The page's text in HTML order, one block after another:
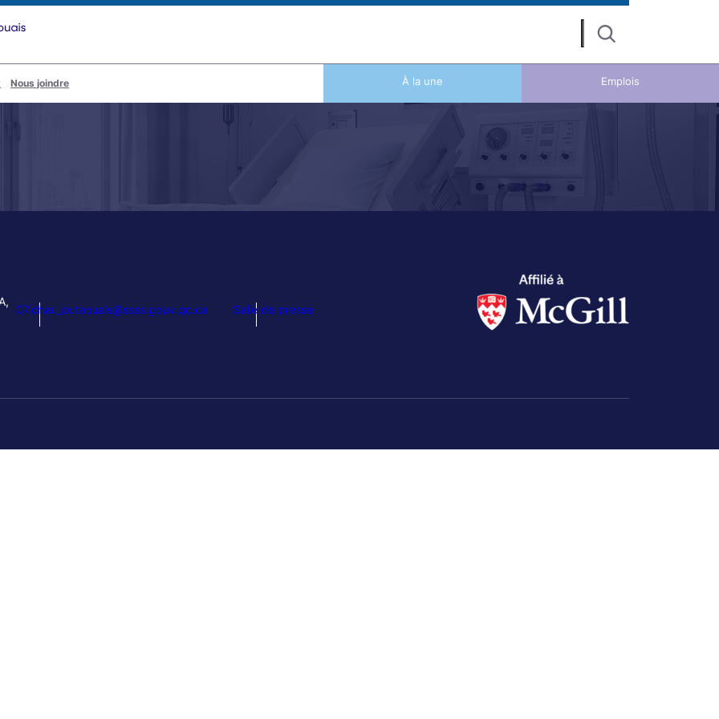
Search
Nous joindre À la une Emplois
07.chau_outaouais@ssss.gouv.qc.ca Salle de presse